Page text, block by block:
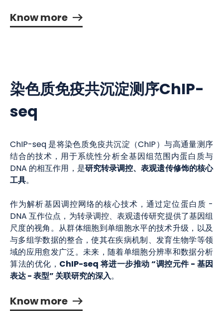
Know more
染色质免疫共沉淀测序ChIP-
seq
ChIP-seq 是将染色质免疫共沉淀（ChIP）与高通量测序
结合的技术，用于系统性分析全基因组范围内蛋白质与
DNA 的相互作用，是研究转录调控、表观遗传修饰的核心
工具。
作为解析基因调控网络的核心技术，通过定位蛋白质 -
DNA 互作位点，为转录调控、表观遗传研究提供了基因组
尺度的视角。从群体细胞到单细胞水平的技术升级，以及
与多组学数据的整合，使其在疾病机制、发育生物学等领
域的应用愈发广泛。未来，随着单细胞分辨率和数据分析
算法的优化， ChIP-seq 将进一步推动 “调控元件 - 基因
表达 - 表型” 关联研究的深入。
Know more